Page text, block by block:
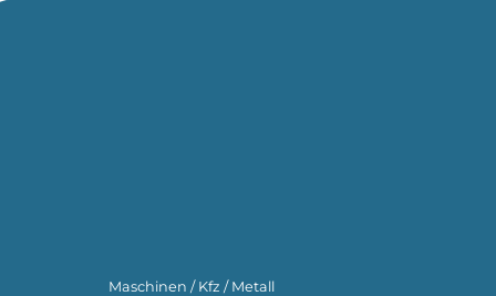
Maschinen / Kfz / Metall